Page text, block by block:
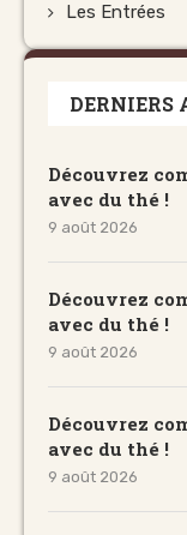
Les Entrées
DERNIERS
Découvrez
avec du thé !
9 août 2026
Découvrez
avec du thé !
9 août 2026
Découvrez
avec du thé !
9 août 2026